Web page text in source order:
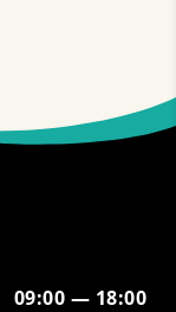
09:00 — 18:00